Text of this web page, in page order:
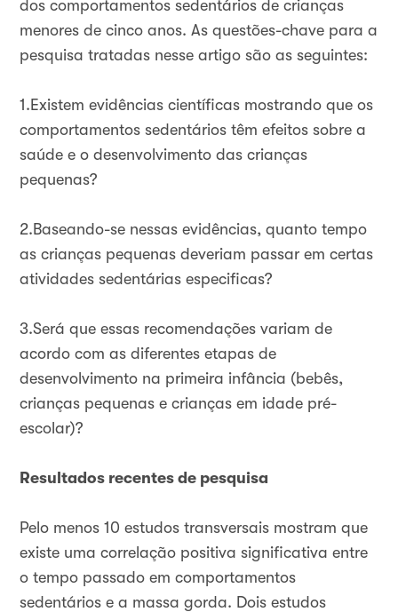
dos comportamentos sedentários de crianças
menores de cinco anos. As questões-chave para a
pesquisa tratadas nesse artigo são as seguintes:
1.Existem evidências científicas mostrando que os
comportamentos sedentários têm efeitos sobre a
saúde e o desenvolvimento das crianças
pequenas?
2.Baseando-se nessas evidências, quanto tempo
as crianças pequenas deveriam passar em certas
atividades sedentárias especificas?
3.Será que essas recomendações variam de
acordo com as diferentes etapas de
desenvolvimento na primeira infância (bebês,
crianças pequenas e crianças em idade pré-
escolar)?
Resultados recentes de pesquisa
Pelo menos 10 estudos transversais mostram que
existe uma correlação positiva significativa entre
o tempo passado em comportamentos
sedentários e a massa gorda. Dois estudos